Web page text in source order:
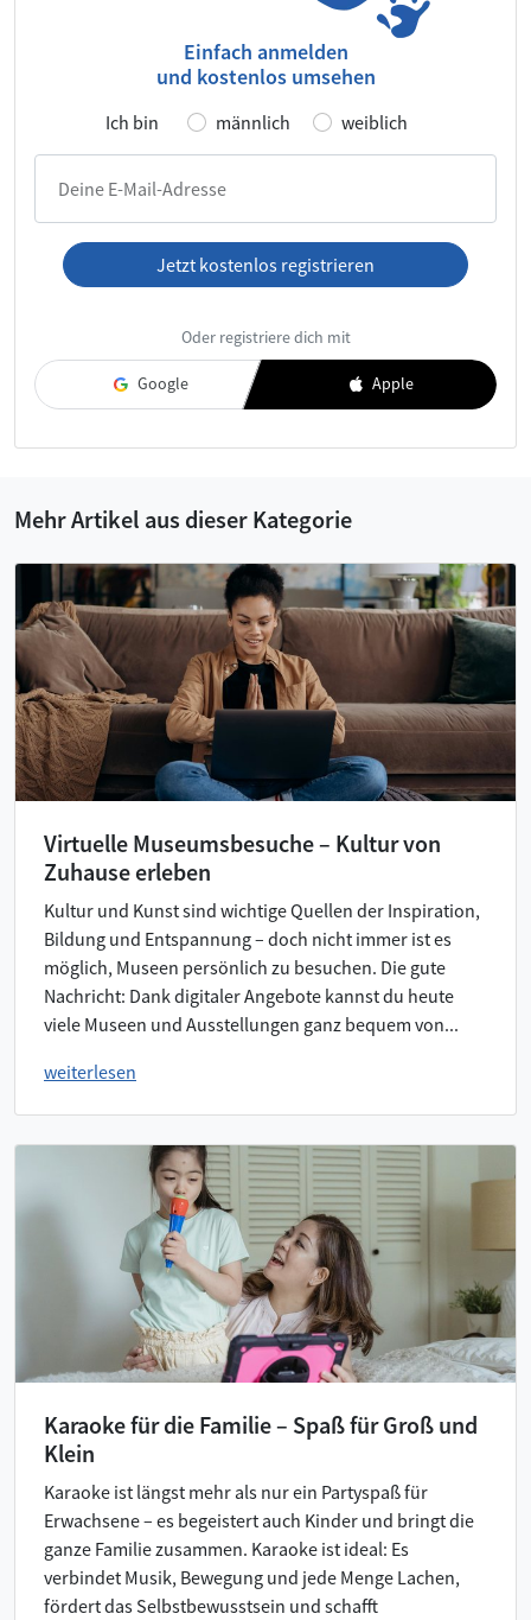
Einfach anmelden
und kostenlos umsehen
Ich bin männlich weiblich
Deine E-Mail-Adresse
Jetzt kostenlos registrieren
Oder registriere dich mit
Google Apple
Mehr Artikel aus dieser Kategorie
Virtuelle Museumsbesuche – Kultur von
Zuhause erleben
Kultur und Kunst sind wichtige Quellen der Inspiration,
Bildung und Entspannung – doch nicht immer ist es
möglich, Museen persönlich zu besuchen. Die gute
Nachricht: Dank digitaler Angebote kannst du heute
viele Museen und Ausstellungen ganz bequem von...
weiterlesen
Karaoke für die Familie – Spaß für Groß und
Klein
Karaoke ist längst mehr als nur ein Partyspaß für
Erwachsene – es begeistert auch Kinder und bringt die
ganze Familie zusammen. Karaoke ist ideal: Es
verbindet Musik, Bewegung und jede Menge Lachen,
fördert das Selbstbewusstsein und schafft